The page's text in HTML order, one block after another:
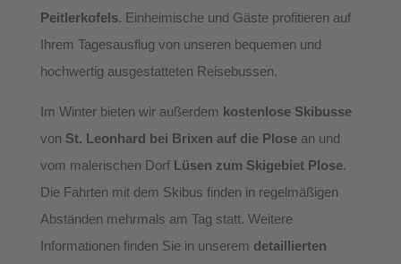
Peitlerkofels. Einheimische und Gäste profitieren auf
Ihrem Tagesausflug von unseren bequemen und
hochwertig ausgestatteten Reisebussen.
Im Winter bieten wir außerdem kostenlose Skibusse
von St. Leonhard bei Brixen auf die Plosean und
vom malerischen Dorf Lüsen zum Skigebiet Plose.
Die Fahrten mit dem Skibus finden in regelmäßigen
Abständen mehrmals am Tag statt. Weitere
Informationen finden Sie in unserem detaillierten